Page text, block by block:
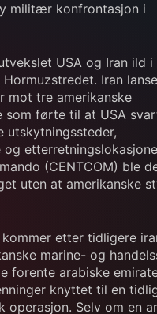
militær konfrontasjon i
USA og Iran ild i
Iran
mot tre amerikanske
som førte til at USA
utskytningssteder,
og
(CENTCOM) ble
uten at amerikanske
kommer etter tidligere
marine- og
forente arabiske
knyttet til en
operasjon. Selv om en